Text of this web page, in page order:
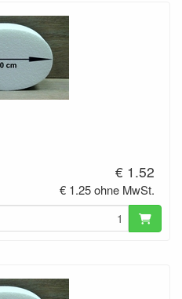
€ 1.52
€ 1.25 ohne MwSt.